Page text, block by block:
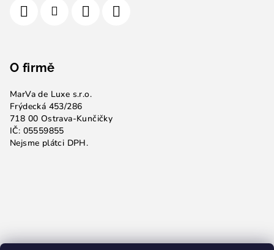
O firmě
MarVa de Luxe s.r.o.
Frýdecká 453/286
718 00 Ostrava-Kunčičky
IČ: 05559855
Nejsme plátci DPH.